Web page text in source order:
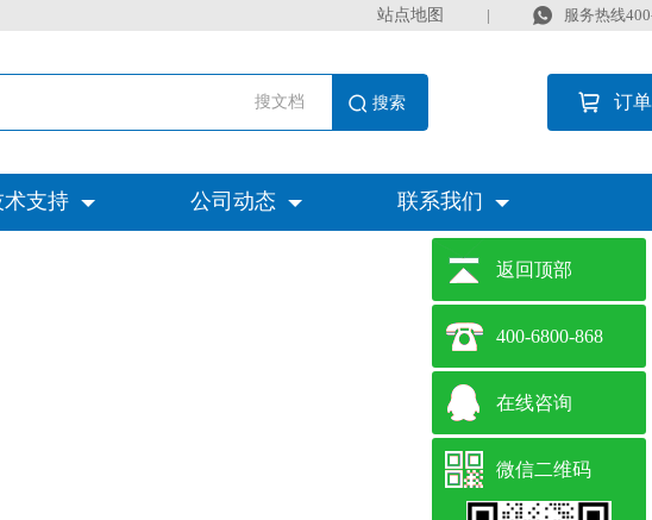
站点地图 | 服务热线
搜文档 订
术支持 公司动态 联系我们
返回顶部
400-6800-868
在线咨询
微信二维码